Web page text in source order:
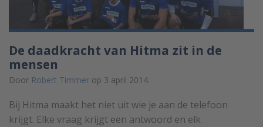
De daadkracht van Hitma zit in de
mensen
Door Robert Timmer op 3 april 2014.
Bij Hitma maakt het niet uit wie je aan de telefoon
krijgt. Elke vraag krijgt een antwoord en elk